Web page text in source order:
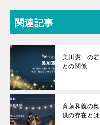
関連記事
美川憲一の
との関係
斉藤和義の
供の存在とは